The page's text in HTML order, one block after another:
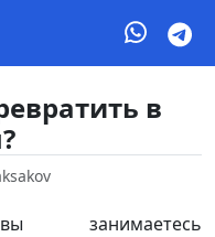
в
занимаетесь